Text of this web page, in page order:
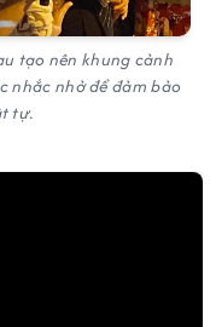
tạo nên khung cảnh
nhắc nhở để đảm bảo
tự.